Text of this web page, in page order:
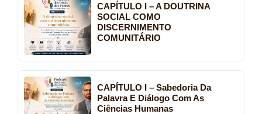
CAPÍTULO I – A DOUTRINA
SOCIAL COMO
DISCERNIMENTO
COMUNITÁRIO
CAPÍTULO I – Sabedoria Da
Palavra E Diálogo Com As
Ciências Humanas